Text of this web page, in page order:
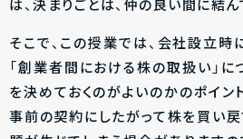
は、決まりごとは、仲の良い間に結ん
そこで、この授業では、会社設立時
「創業者間における株の取扱い」に
を決めておくのがよいのかのポイン
事前の契約にしたがって株を買い